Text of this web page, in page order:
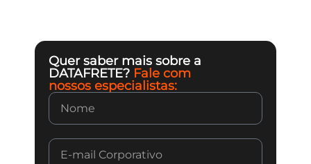
Quer saber mais sobre a
DATAFRETE? Fale com
nossos especialistas: